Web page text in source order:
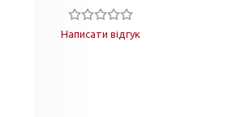
Написати відгук